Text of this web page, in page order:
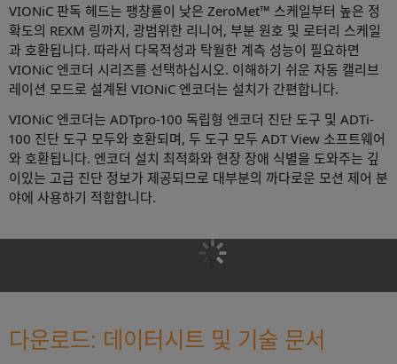
VIONiC 판독 헤드는 팽창률이 낮은 ZeroMet™ 스케일부터 높은 정
확도의 REXM 링까지, 광범위한 리니어, 부분 원호 및 로터리 스케일
과 호환됩니다. 따라서 다목적성과 탁월한 계측 성능이 필요하면
VIONiC 엔코더 시리즈를 선택하십시오. 이해하기 쉬운 자동 캘리브
레이션 모드로 설계된 VIONiC 엔코더는 설치가 간편합니다.
VIONiC 엔코더는 ADTpro-100 독립형 엔코더 진단 도구 및 ADTi-
100 진단 도구 모두와 호환되며, 두 도구 모두 ADT View 소프트웨어
와 호환됩니다. 엔코더 설치 최적화와 현장 장애 식별을 도와주는 깊
이있는 고급 진단 정보가 제공되므로 대부분의 까다로운 모션 제어 분
야에 사용하기 적합합니다.
다운로드: 데이터시트 및 기술 문서